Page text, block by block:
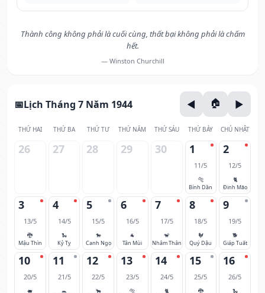
Thành công không phải là cuối cùng, thất bại không phải là chấm
hết.
— Winston Churchill
Lịch Tháng 7 Năm 1944
THỨ HAI THỨ BA THỨ TƯ THỨ NĂM THỨ SÁU THỨ BẢY CHỦ NHẬT
26 27 28 29 30 1
11/5
🐅
Bính Dần
2
12/5
🐈
Đinh Mão
3
13/5
🐉
Mậu Thìn
4
14/5
🐍
Kỷ Tỵ
5
15/5
🐎
Canh Ngọ
6
16/5
🐐
Tân Mùi
7
17/5
🐒
Nhâm Thân
8
18/5
🐓
Quý Dậu
9
19/5
🐕
Giáp Tuất
10
20/5
🐖
11
21/5
🐀
12
22/5
🐂
13
23/5
🐅
14
24/5
🐈
15
25/5
🐉
16
26/5
🐍